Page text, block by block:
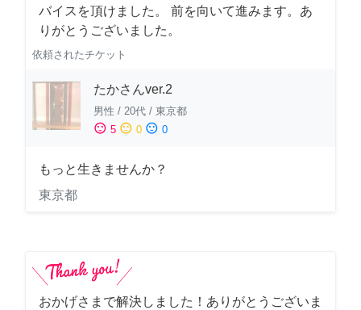
バイスを頂けました。 前を向いて進みます。あ
りがとうございました。
依頼されたチケット
たかさんver.2
男性 / 20代 / 東京都
sentiment_satisfied 5 sentiment_neutral 0 sentiment_dissatisfied 0
もっと生きませんか？
東京都
おかげさまで解決しました！ありがとうございま